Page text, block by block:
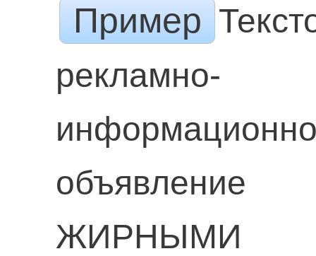
Пример
рекламно-
объявление
ЖИРНЫМИ